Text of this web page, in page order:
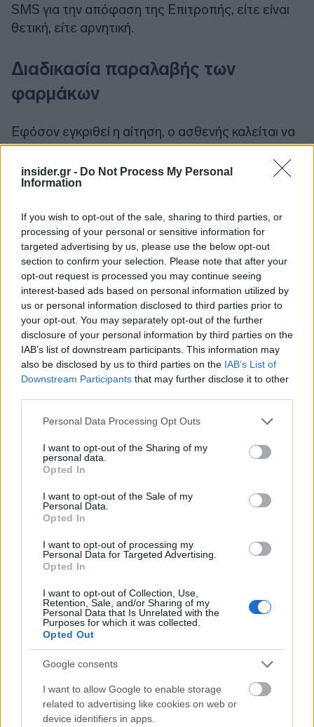
insider.gr - Do Not Process My Personal
Information
If you wish to opt-out of the sale, sharing to third parties, or
processing of your personal or sensitive information for
targeted advertising by us, please use the below opt-out
section to confirm your selection. Please note that after your
opt-out request is processed you may continue seeing
interest-based ads based on personal information utilized by
us or personal information disclosed to third parties prior to
your opt-out. You may separately opt-out of the further
disclosure of your personal information by third parties on the
IAB’s list of downstream participants. This information may
also be disclosed by us to third parties on the IAB’s List of
Downstream Participants that may further disclose it to other
Please note that this website/app uses one or more Google
not limited to your visit or usage behaviour. You may click to
grant or deny consent to Google and its third-party tags to
use your data for below specified purposes in below Google
consent section.
Personal Data Processing Opt Outs
I want to opt-out of the Sharing of my
personal data.
Opted In
I want to opt-out of the Sale of my
Personal Data.
Opted In
I want to opt-out of processing my
Personal Data for Targeted Advertising.
Opted In
I want to opt-out of Collection, Use,
Retention, Sale, and/or Sharing of my
Personal Data that Is Unrelated with the
Purposes for which it was collected.
Opted Out
Google consents
I want to allow Google to enable storage
related to advertising like cookies on web or
device identifiers in apps.
SMS για την απόφαση της Επιτροπής, είτε είναι
θετική, είτε αρνητική.
Διαδικασία παραλαβής των
φαρμάκων
Εφόσον εγκριθεί η αίτηση, ο ασθενής καλείται να
συμπληρώσει την ειδική φόρμα για τη συναίνεση
στη θεραπεία και την εξουσιοδότηση του
ταχυμεταφορέα, η οποία βρίσκεται στο
χρησιμοποιούνται οι κωδικοί Taxisnet. Αφού ο
ασθενής ταυτοποιηθεί, ο ΕΟΠΥΥ επικοινωνεί με
τον ασθενή για την επιβεβαίωση των στοιχείων
του και τον προγραμματισμό της παράδοσης του
φαρμάκου.
Σε κάθε περίπτωση, τα αντιικά φάρμακα
παραδίδονται το αργότερο εντός 48ωρών από
την έγκριση της αίτησης και συνοδεύονται από
φύλλο οδηγιών στο οποίο αναφέρονται
αναλυτικές πληροφορίες. Ταυτόχρονα, στο SMS
που λαμβάνει ο ασθενής για την έγκριση της
αίτησής του θα υπάρχει σύνδεσμος που θα
παραπέμπει στην ιστοσελίδα του Υπουργείου
Υγείας για αναλυτικές πληροφορίες και οδηγίες.
Επισυνάπτονται αναλυτικές οδηγίες επί της
διαδικασίας προς τους γιατρούς και τους πολίτες.